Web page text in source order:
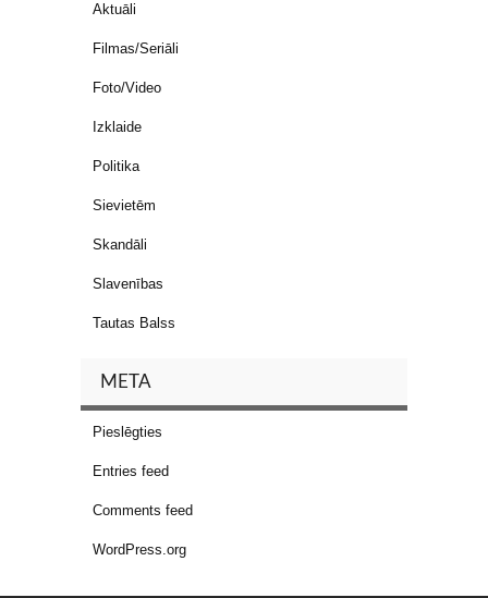
Aktuāli
Filmas/Seriāli
Foto/Video
Izklaide
Politika
Sievietēm
Skandāli
Slavenības
Tautas Balss
META
Pieslēgties
Entries feed
Comments feed
WordPress.org